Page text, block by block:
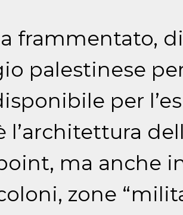
frammentato,
palestinese
per
l’architettura
ma anche
zone